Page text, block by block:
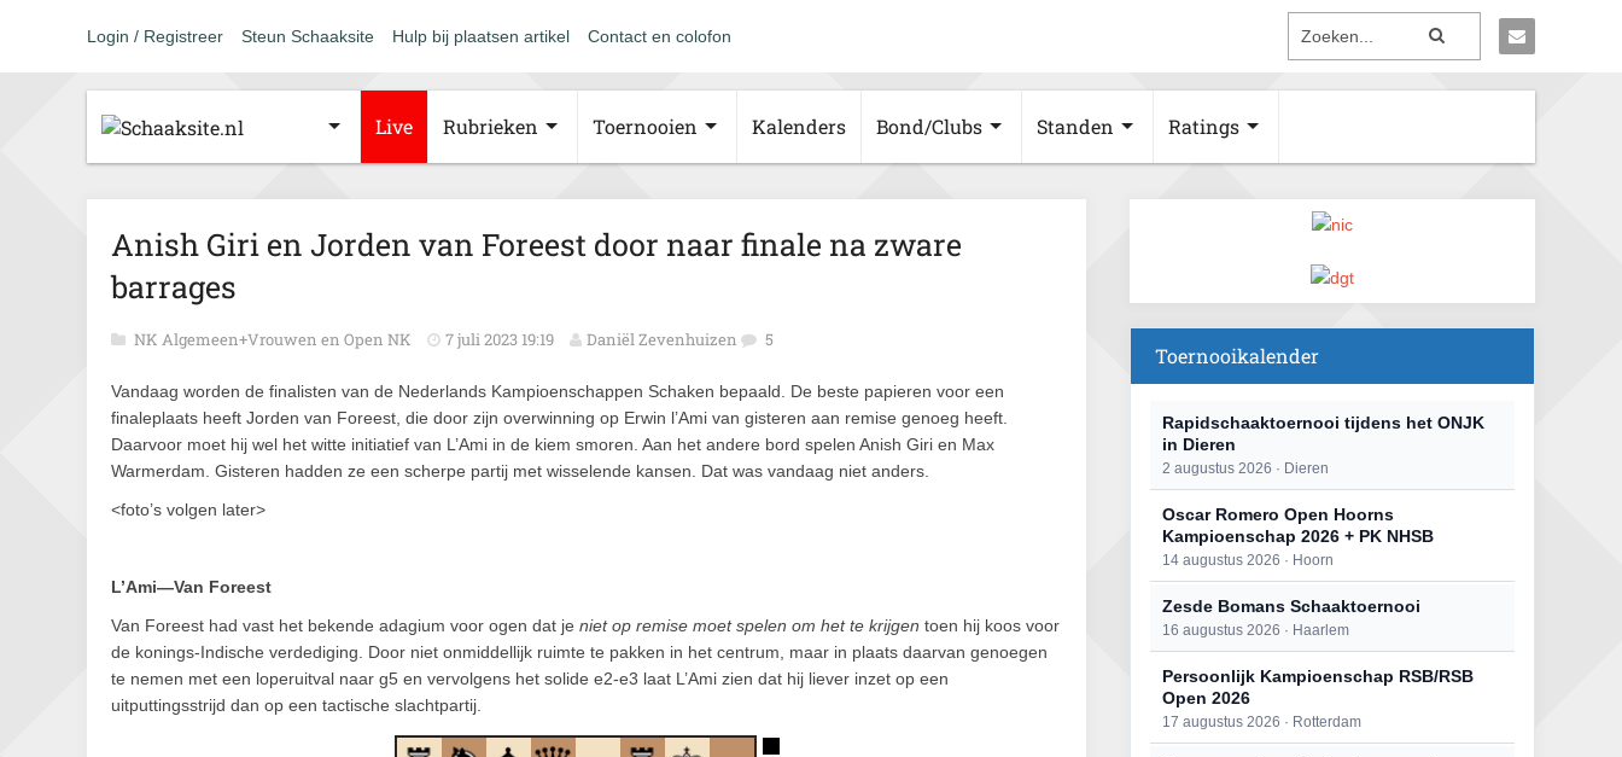
Login / Registreer Steun Schaaksite Hulp bij plaatsen artikel Contact en colofon
Live Rubrieken Toernooien Kalenders Bond/Clubs Standen Ratings
Anish Giri en Jorden van Foreest door naar finale na zware
barrages
NK Algemeen+Vrouwen en Open NK 7 juli 2023 19:19 Daniël Zevenhuizen 5
Vandaag worden de finalisten van de Nederlands Kampioenschappen Schaken bepaald. De beste papieren voor een
finaleplaats heeft Jorden van Foreest, die door zijn overwinning op Erwin l’Ami van gisteren aan remise genoeg heeft.
Daarvoor moet hij wel het witte initiatief van L’Ami in de kiem smoren. Aan het andere bord spelen Anish Giri en Max
Warmerdam. Gisteren hadden ze een scherpe partij met wisselende kansen. Dat was vandaag niet anders.
<foto’s volgen later>
L’Ami—Van Foreest
Van Foreest had vast het bekende adagium voor ogen dat je niet op remise moet spelen om het te krijgen toen hij koos voor
de konings-Indische verdediging. Door niet onmiddellijk ruimte te pakken in het centrum, maar in plaats daarvan genoegen
te nemen met een loperuitval naar g5 en vervolgens het solide e2-e3 laat L’Ami zien dat hij liever inzet op een
uitputtingsstrijd dan op een tactische slachtpartij.
Toernooikalender
Rapidschaaktoernooi tijdens het ONJK
in Dieren
2 augustus 2026 · Dieren
Oscar Romero Open Hoorns
Kampioenschap 2026 + PK NHSB
14 augustus 2026 · Hoorn
Zesde Bomans Schaaktoernooi
16 augustus 2026 · Haarlem
Persoonlijk Kampioenschap RSB/RSB
Open 2026
17 augustus 2026 · Rotterdam